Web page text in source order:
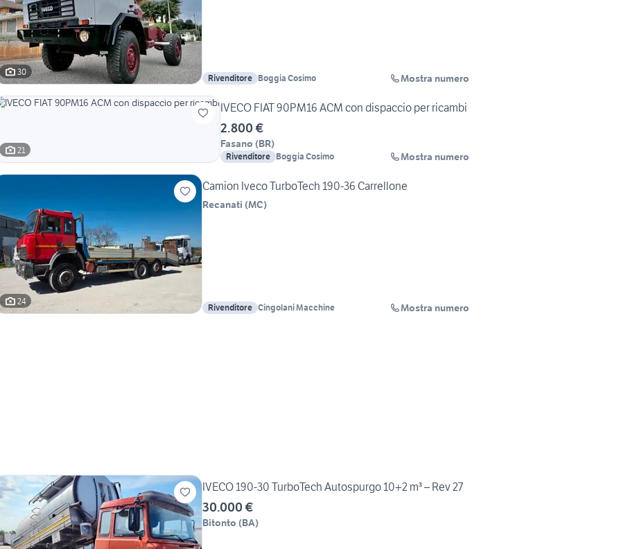
30
Rivenditore Boggia Cosimo Mostra numero
21
IVECO FIAT 90PM16 ACM con dispaccio per ricambi
2.800 €
Fasano (BR)
Rivenditore Boggia Cosimo Mostra numero
24
Camion Iveco TurboTech 190-36 Carrellone
Recanati (MC)
Rivenditore Cingolani Macchine Mostra numero
IVECO 190-30 TurboTech Autospurgo 10+2 m³ – Rev 27
30.000 €
Bitonto (BA)